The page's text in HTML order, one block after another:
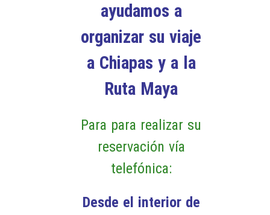
ayudamos a
organizar su viaje
a Chiapas y a la
Ruta Maya
Para para realizar su
reservación vía
telefónica:
Desde el interior de